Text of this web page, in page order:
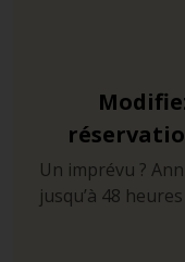
Un imprévu ?
jusqu’à 48